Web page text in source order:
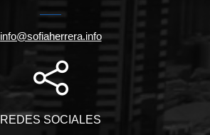
info@sofiaherrera.info
REDES SOCIALES